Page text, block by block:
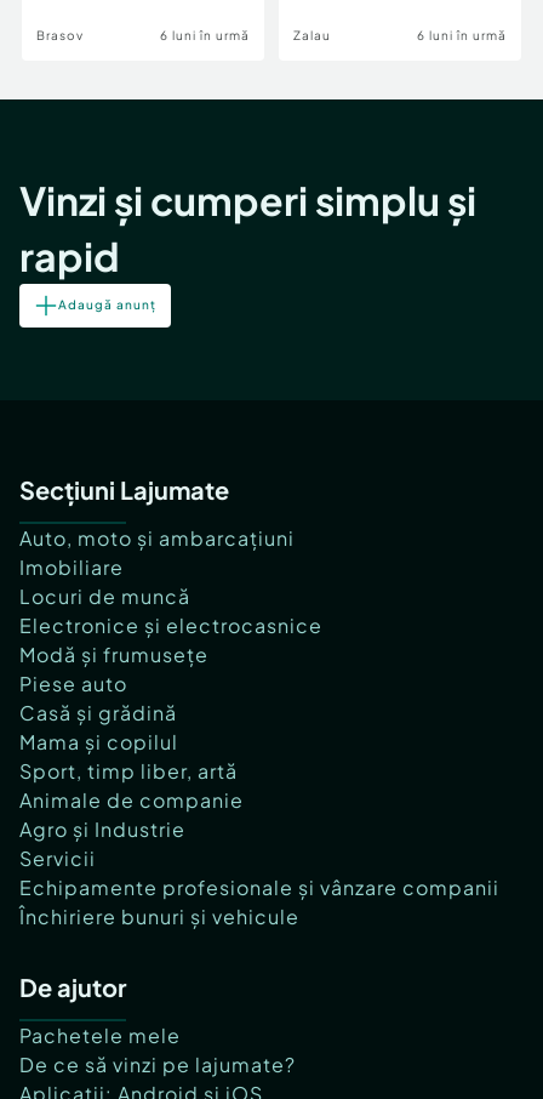
Brasov 6 luni în urmă Zalau 6 luni în urmă
Vinzi și cumperi simplu și
rapid
Adaugă anunț
Secțiuni Lajumate
Auto, moto și ambarcațiuni
Imobiliare
Locuri de muncă
Electronice și electrocasnice
Modă și frumusețe
Piese auto
Casă și grădină
Mama și copilul
Sport, timp liber, artă
Animale de companie
Agro și Industrie
Servicii
Echipamente profesionale și vânzare companii
Închiriere bunuri și vehicule
De ajutor
Pachetele mele
De ce să vinzi pe lajumate?
Aplicații: Android și iOS